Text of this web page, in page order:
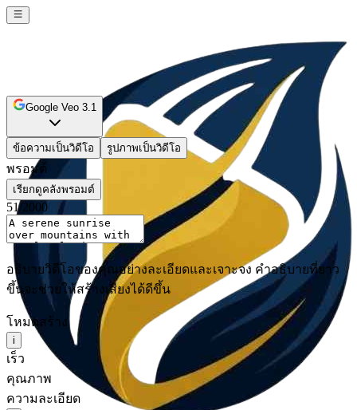
Google Veo 3.1
ข้อความเป็นวิดีโอ รูปภาพเป็นวิดีโอ
พรอมต์
เรียกดูคลังพรอมต์
51/2000
อธิบายวิดีโอของคุณอย่างละเอียดและเจาะจง คำอธิบายที่ยาว
ขึ้นจะช่วยให้สร้างเสียงได้ดีขึ้น
โหมดสร้าง
i
เร็ว
คุณภาพ
ความละเอียด